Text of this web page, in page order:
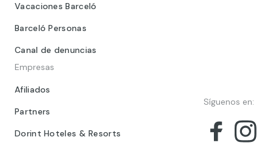
Vacaciones Barceló
Barceló Personas
Canal de denuncias
Empresas
Afiliados
Partners
Dorint Hoteles & Resorts
Síguenos en: